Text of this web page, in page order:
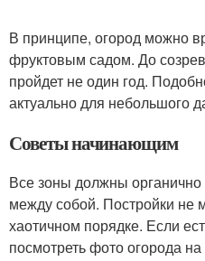
В принципе, огород можно
фруктовым садом. До
пройдет не один год.
актуально для небольшого
Советы начинающим
Все зоны должны органично
между собой. Постройки не
хаотичном порядке. Если
посмотреть фото огорода